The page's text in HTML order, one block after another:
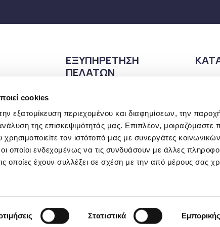
cookies
εξατομίκευση περιεχομένου και διαφημίσεων, την
της επισκεψιμότητάς μας. Επιπλέον, μοιραζόμαστε
τον ιστότοπό μας με συνεργάτες
οποίοι ενδεχομένως να τις συνδυάσουν με άλλες
οποίες έχουν συλλέξει σε σχέση με την από μέρους σας
Στατιστικά
ΕΞΥΠΗΡΕΤΗΣΗ
ΠΕΛΑΤΩΝ
Τρόποι αποστολής
Πολιτική Επιστροφών
Ο λογαριασμός μου
Τρ.